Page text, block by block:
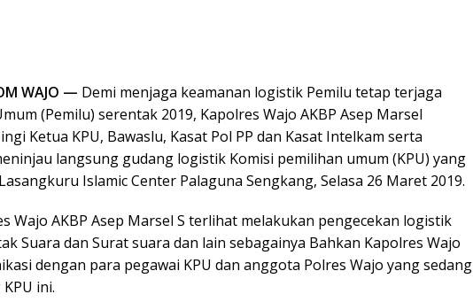
WAJO — Demi menjaga keamanan logistik Pemilu tetap terjaga
(Pemilu) serentak 2019, Kapolres Wajo AKBP Asep Marsel
Ketua KPU, Bawaslu, Kasat Pol PP dan Kasat Intelkam serta
langsung gudang logistik Komisi pemilihan umum (KPU) yang
Islamic Center Palaguna Sengkang, Selasa 26 Maret 2019.
Wajo AKBP Asep Marsel S terlihat melakukan pengecekan logistik
Suara dan Surat suara dan lain sebagainya Bahkan Kapolres Wajo
dengan para pegawai KPU dan anggota Polres Wajo yang sedang
ini.